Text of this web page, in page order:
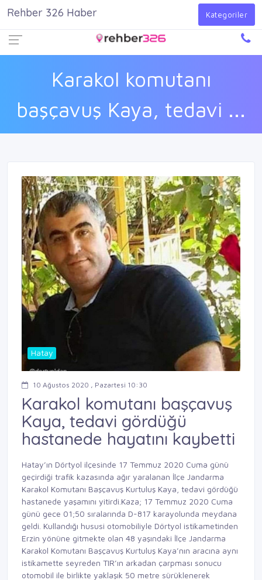
Giriş Yap
Karakol komutanı
başçavuş Kaya, tedavi ...
Rehber 326 Haber Kategoriler
Hatay
10 Ağustos 2020 , Pazartesi 10:30
Karakol komutanı başçavuş
Kaya, tedavi gördüğü
hastanede hayatını kaybetti
Hatay’ın Dörtyol ilçesinde 17 Temmuz 2020 Cuma günü
geçirdiği trafik kazasında ağır yaralanan İlçe Jandarma
Karakol Komutanı Başçavuş Kurtuluş Kaya, tedavi gördüğü
hastanede yaşamını yitirdi.Kaza; 17 Temmuz 2020 Cuma
günü gece 01;50 sıralarında D-817 karayolunda meydana
geldi. Kullandığı hususi otomobiliyle Dörtyol istikametinden
Erzin yönüne gitmekte olan 48 yaşındaki İlçe Jandarma
Karakol Komutanı Başçavuş Kurtuluş Kaya’nın aracına aynı
istikamette seyreden TIR’ın arkadan çarpması sonucu
otomobil ile birlikte yaklaşık 50 metre sürüklenerek